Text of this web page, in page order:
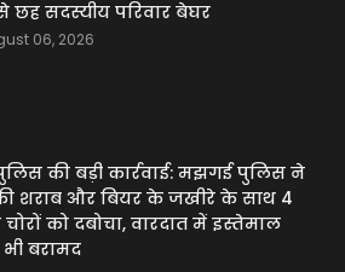
छह सदस्यीय परिवार बेघर
06, 2026
की बड़ी कार्रवाई: मझगई पुलिस ने
शराब और बियर के जखीरे के साथ 4
चोरों को दबोचा, वारदात में इस्तेमाल
बरामद